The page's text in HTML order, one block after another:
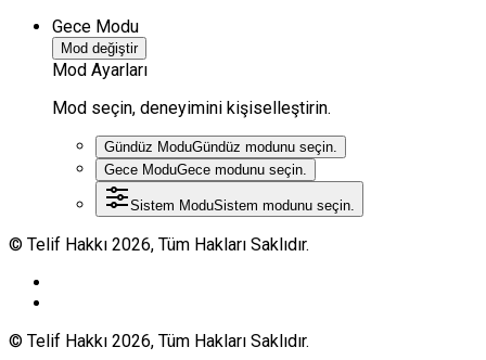
Gece Modu
Mod değiştir
Mod Ayarları
Mod seçin, deneyimini kişiselleştirin.
Gündüz ModuGündüz modunu seçin.
Gece ModuGece modunu seçin.
Sistem ModuSistem modunu seçin.
© Telif Hakkı 2026, Tüm Hakları Saklıdır.
© Telif Hakkı 2026, Tüm Hakları Saklıdır.